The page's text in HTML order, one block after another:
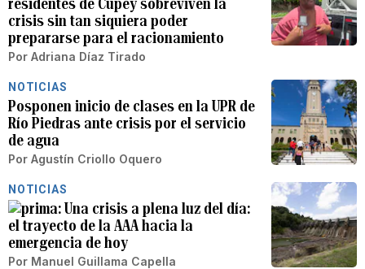
residentes de Cupey sobreviven la
crisis sin tan siquiera poder
prepararse para el racionamiento
Por Adriana Díaz Tirado
NOTICIAS
Posponen inicio de clases en la UPR de
Río Piedras ante crisis por el servicio
de agua
Por Agustín Criollo Oquero
NOTICIAS
Una crisis a plena luz del día:
el trayecto de la AAA hacia la
emergencia de hoy
Por Manuel Guillama Capella